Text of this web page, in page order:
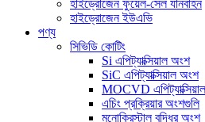
হাইড্রোজেন ফুয়েল-সেল যানবাহন
হাইড্রোজেন ইউএভি
পণ্য
সিভিডি কোটিং
Si এপিট্যাক্সিয়াল অংশ
SiC এপিট্যাক্সিয়াল অংশ
MOCVD এপিট্যাক্সিয়াল
এচিং প্রক্রিয়ার অংশগুলি
মনোক্রিস্টাল বৃদ্ধির অংশ